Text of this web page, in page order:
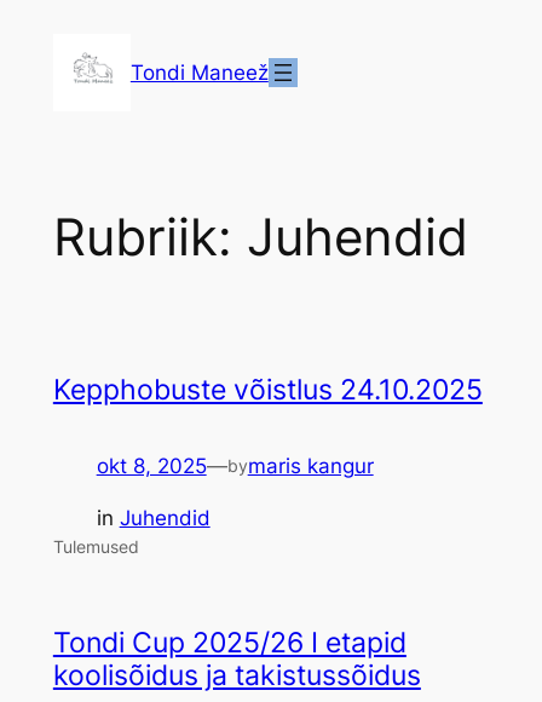
Tondi Maneež
Rubriik: Juhendid
Kepphobuste võistlus 24.10.2025
okt 8, 2025—bymaris kangur
in Juhendid
Tulemused
Tondi Cup 2025/26 I etapid
koolisõidus ja takistussõidus